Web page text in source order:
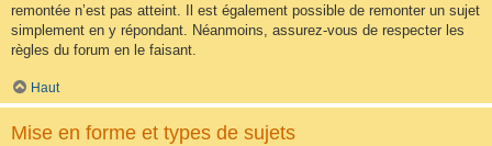
remontée n’est pas atteint. Il est également possible de remonter un sujet
simplement en y répondant. Néanmoins, assurez-vous de respecter les
règles du forum en le faisant.
Haut
Mise en forme et types de sujets